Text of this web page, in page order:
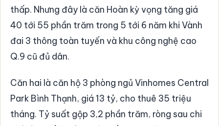
thấp. Nhưng đây là căn Hoàn kỳ vọng tăng giá
40 tới 55 phần trăm trong 5 tới 6 năm khi Vành
đai 3 thông toàn tuyến và khu công nghệ cao
Q.9 cũ đủ dân.
Căn hai là căn hộ 3 phòng ngủ Vinhomes Central
Park Bình Thạnh, giá 13 tỷ, cho thuê 35 triệu
tháng. Tỷ suất gộp 3,2 phần trăm, ròng sau chi